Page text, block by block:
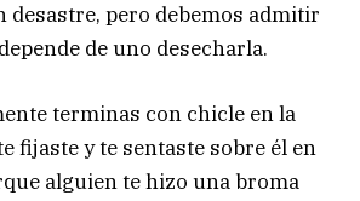
desastre, pero debemos admitir
de uno desecharla.
terminas con chicle en la
fijaste y te sentaste sobre él en
alguien te hizo una broma